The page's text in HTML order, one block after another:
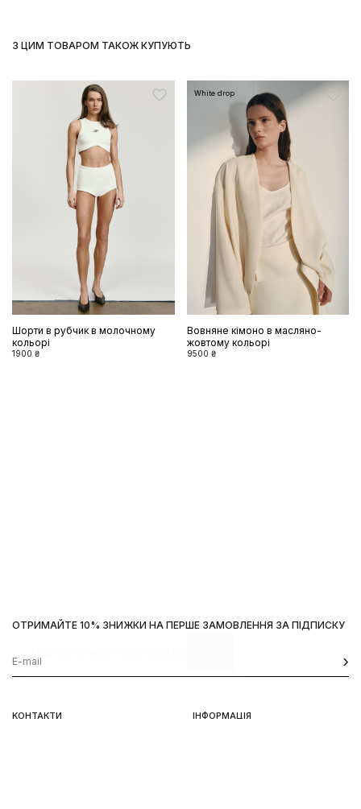
З ЦИМ ТОВАРОМ ТАКОЖ КУПУЮТЬ
Шорти в рубчик в молочному
кольорі
1900 ₴
White drop
Вовняне кімоно в масляно-
жовтому кольорі
9500 ₴
КОНТАКТИ ІНФОРМАЦІЯ
ОТРИМАЙТЕ 10% ЗНИЖКИ НА ПЕРШЕ ЗАМОВЛЕННЯ ЗА ПІДПИСКУ